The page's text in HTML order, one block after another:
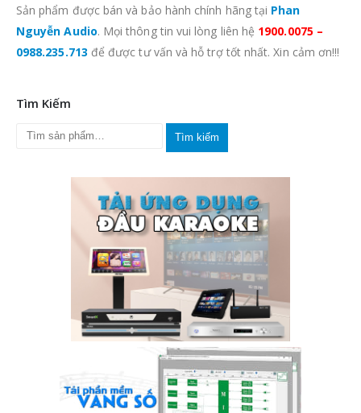
Sản phẩm được bán và bảo hành chính hãng tại Phan
Nguyễn Audio. Mọi thông tin vui lòng liên hệ 1900.0075 –
0988.235.713 để được tư vấn và hỗ trợ tốt nhất. Xin cảm ơn!!!
Tìm Kiếm
Tìm kiếm